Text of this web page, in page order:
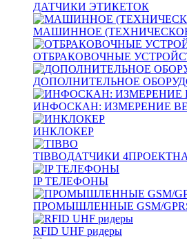
ДАТЧИКИ ЭТИКЕТОК
МАШИННОЕ
ОТБРАКОВОЧНЫЕ
ДОПОЛНИТЕЛЬНОЕ
ИНФОСКАН: ИЗМЕРЕНИЕ
ИНКЛОКЕР
TIBBOДАТЧИКИ 4
IP ТЕЛЕФОНЫ
ПРОМЫШЛЕННЫЕ GSM/
RFID UHF ридеры